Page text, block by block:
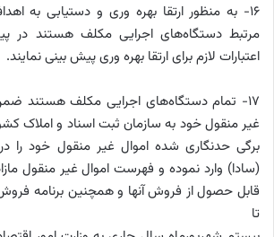
۱۶- به منظور ارتقا بهره وری و دستیابی به
مرتبط دستگاه‌های اجرایی مکلف هستند در
اعتبارات لازم برای ارتقا بهره وری پیش بینی نمایند.
۱۷- تمام دستگاه‌های اجرایی مکلف هستند ضمن
غیر منقول خود به سازمان ثبت اسناد و املاک
برگی حدنگاری شده اموال غیر منقول خود را
(سادا) وارد نموده و فهرست اموال غیر منقول
قابل حصول از فروش آنها و همچنین برنامه فروش
تا